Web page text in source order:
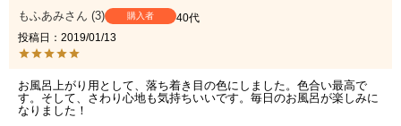
もふあみ 3 購入者
40代
投稿日
2019/01/13
お風呂上がり用として、落ち着き目の色にしました。色合い最高で
す。そして、さわり心地も気持ちいいです。毎日のお風呂が楽しみに
なりました！